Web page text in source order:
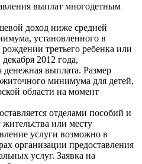
выплат многодетным
доход ниже средней
установленного в
третьего ребенка или
2012 года,
денежная выплата. Размер
минимума для детей,
области на момент
отделами пособий и
или месту
услуги возможно в
организации предоставления
услуг. Заявка на